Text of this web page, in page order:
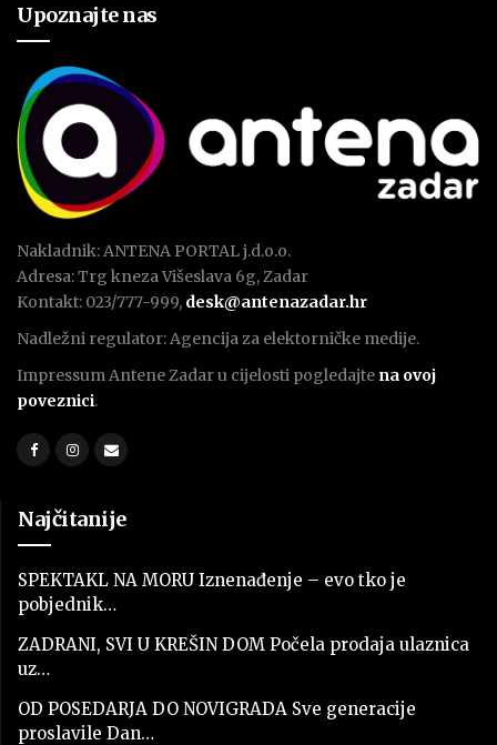
Upoznajte nas
Nakladnik: ANTENA PORTAL j.d.o.o.
Adresa: Trg kneza Višeslava 6g, Zadar
Kontakt: 023/777-999, desk@antenazadar.hr
Nadležni regulator: Agencija za elektorničke medije.
Impressum Antene Zadar u cijelosti pogledajte na ovoj
poveznici.
Najčitanije
SPEKTAKL NA MORU Iznenađenje – evo tko je
pobjednik…
ZADRANI, SVI U KREŠIN DOM Počela prodaja ulaznica
uz…
OD POSEDARJA DO NOVIGRADA Sve generacije
proslavile Dan…